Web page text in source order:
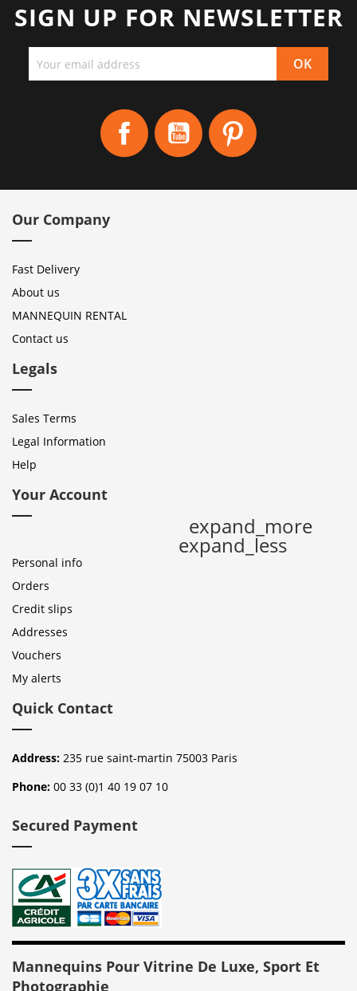
SIGN UP FOR NEWSLETTER
Facebook YouTube
Our Company
Fast Delivery
About us
MANNEQUIN RENTAL
Contact us
Legals
Sales Terms
Legal Information
Help
Your Account
expand_more
expand_less
Personal info
Orders
Credit slips
Addresses
Vouchers
My alerts
Quick Contact
Address: 235 rue saint-martin 75003 Paris
Phone: 00 33 (0)1 40 19 07 10
Secured Payment
Mannequins Pour Vitrine De Luxe, Sport Et
Photographie